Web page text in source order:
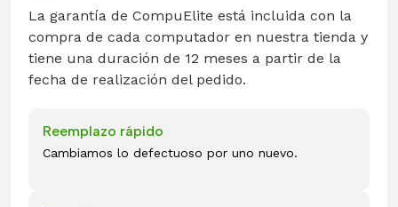
La garantía de CompuElite está incluida con la
compra de cada computador en nuestra tienda y
tiene una duración de 12 meses a partir de la
fecha de realización del pedido.
Reemplazo rápido
Cambiamos lo defectuoso por uno nuevo.